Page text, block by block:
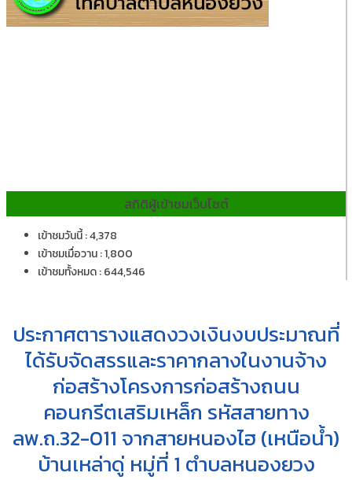
สถิติผู้เข้าชมเว็บไซต์
เข้าชมวันนี้ : 4,378
เข้าชมเมื่อวาน : 1,800
เข้าชมทั้งหมด : 644,546
ประกาศตารางแสดงวงเงินงบประมาณที่
ได้รับจัดสรรและราคากลางในงานจ้าง
ก่อสร้างโครงการก่อสร้างถนน
คอนกรีตเสริมเหล็ก รหัสสายทาง
ลพ.ถ.32-011 จากสายหนองไฮ (เหนือน้ำ)
บ้านเหล่าดู่ หมู่ที่ 1 ตำบลหนองยวง